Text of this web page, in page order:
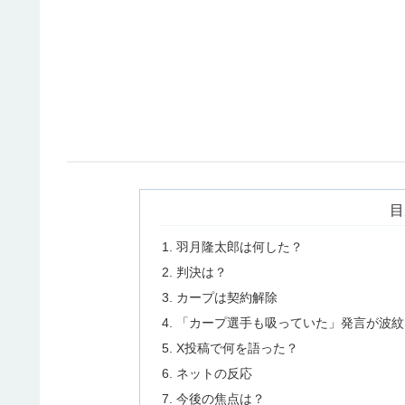
羽月隆太郎は何した？
判決は？
カープは契約解除
「カープ選手も吸っていた」発言が波紋
X投稿で何を語った？
ネットの反応
今後の焦点は？